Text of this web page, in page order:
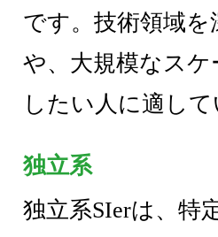
です。技術領域を
や、大規模なスケ
したい人に適して
独立系
独立系SIerは、特